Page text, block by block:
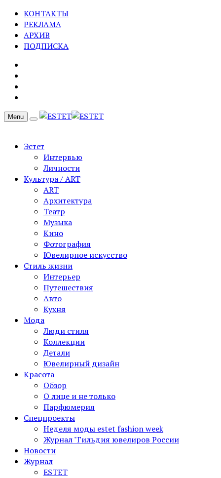
КОНТАКТЫ
РЕКЛАМА
АРХИВ
ПОДПИСКА
Menu
Эстет
Интервью
Личности
Культура / ART
ART
Архитектура
Театр
Музыка
Кино
Фотография
Ювелирное искусство
Стиль жизни
Интерьер
Путешествия
Авто
Кухня
Мода
Люди стиля
Коллекции
Детали
Ювелирный дизайн
Красота
Обзор
О лице и не только
Парфюмерия
Спецпроекты
Неделя моды estet fashion week
Журнал "Гильдия ювелиров России
Новости
Журнал
ESTET